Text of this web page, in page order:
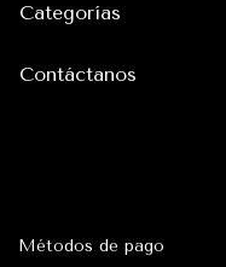
Categorías
Contáctanos
Métodos de pago